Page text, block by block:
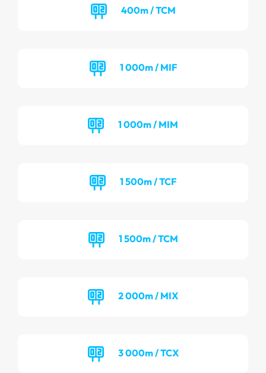
400m / TCM
1 000m / MIF
1 000m / MIM
1 500m / TCF
1 500m / TCM
2 000m / MIX
3 000m / TCX